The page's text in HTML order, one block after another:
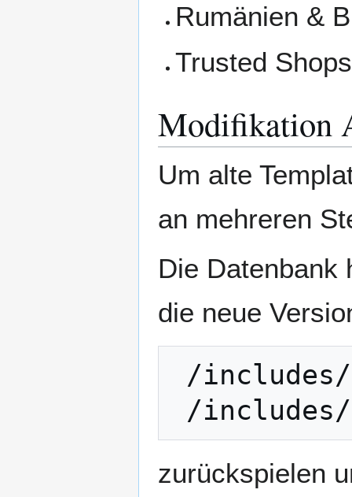
Rumänien &
Trusted Shops
Modifikation
Um alte
an mehreren
Die Datenbank
die neue
zurückspielen